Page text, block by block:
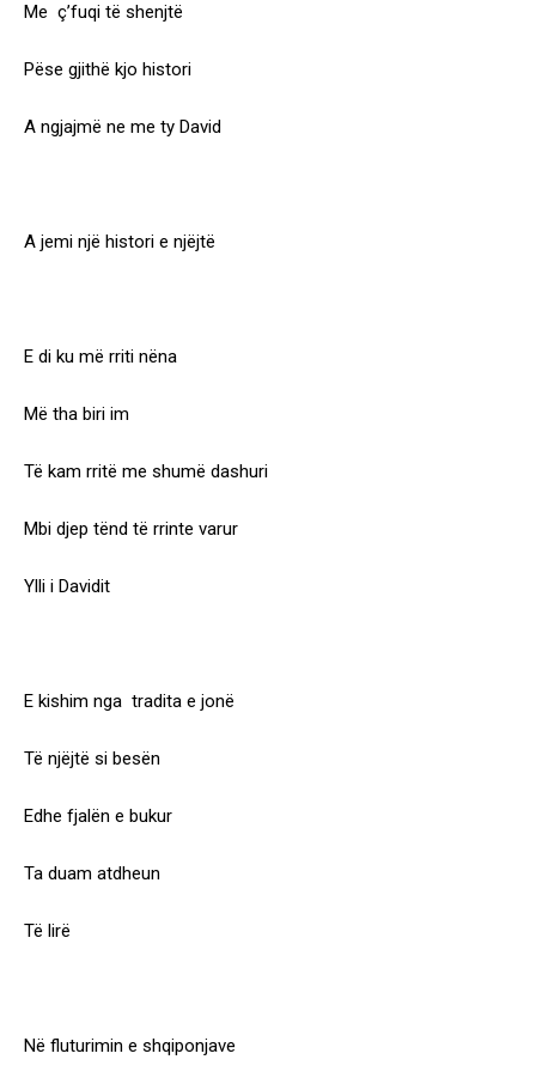
Me ç’fuqi të shenjtë
Pëse gjithë kjo histori
A ngjajmë ne me ty David
A jemi një histori e njëjtë
E di ku më rriti nëna
Më tha biri im
Të kam rritë me shumë dashuri
Mbi djep tënd të rrinte varur
Ylli i Davidit
E kishim nga tradita e jonë
Të njëjtë si besën
Edhe fjalën e bukur
Ta duam atdheun
Të lirë
Në fluturimin e shqiponjave